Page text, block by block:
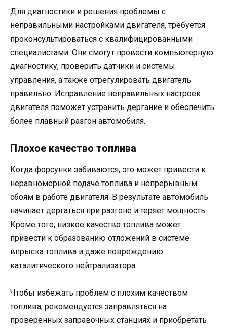
Для диагностики и решения проблемы с
неправильными настройками двигателя, требуется
проконсультироваться с квалифицированными
специалистами. Они смогут провести компьютерную
диагностику, проверить датчики и системы
управления, а также отрегулировать двигатель
правильно. Исправление неправильных настроек
двигателя поможет устранить дергание и обеспечить
более плавный разгон автомобиля.
Плохое качество топлива
Когда форсунки забиваются, это может привести к
неравномерной подаче топлива и непрерывным
сбоям в работе двигателя. В результате автомобиль
начинает дергаться при разгоне и теряет мощность.
Кроме того, низкое качество топлива может
привести к образованию отложений в системе
впрыска топлива и даже повреждению
каталитического нейтрализатора.
Чтобы избежать проблем с плохим качеством
топлива, рекомендуется заправляться на
проверенных заправочных станциях и приобретать